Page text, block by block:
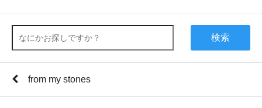
検索
from my stones